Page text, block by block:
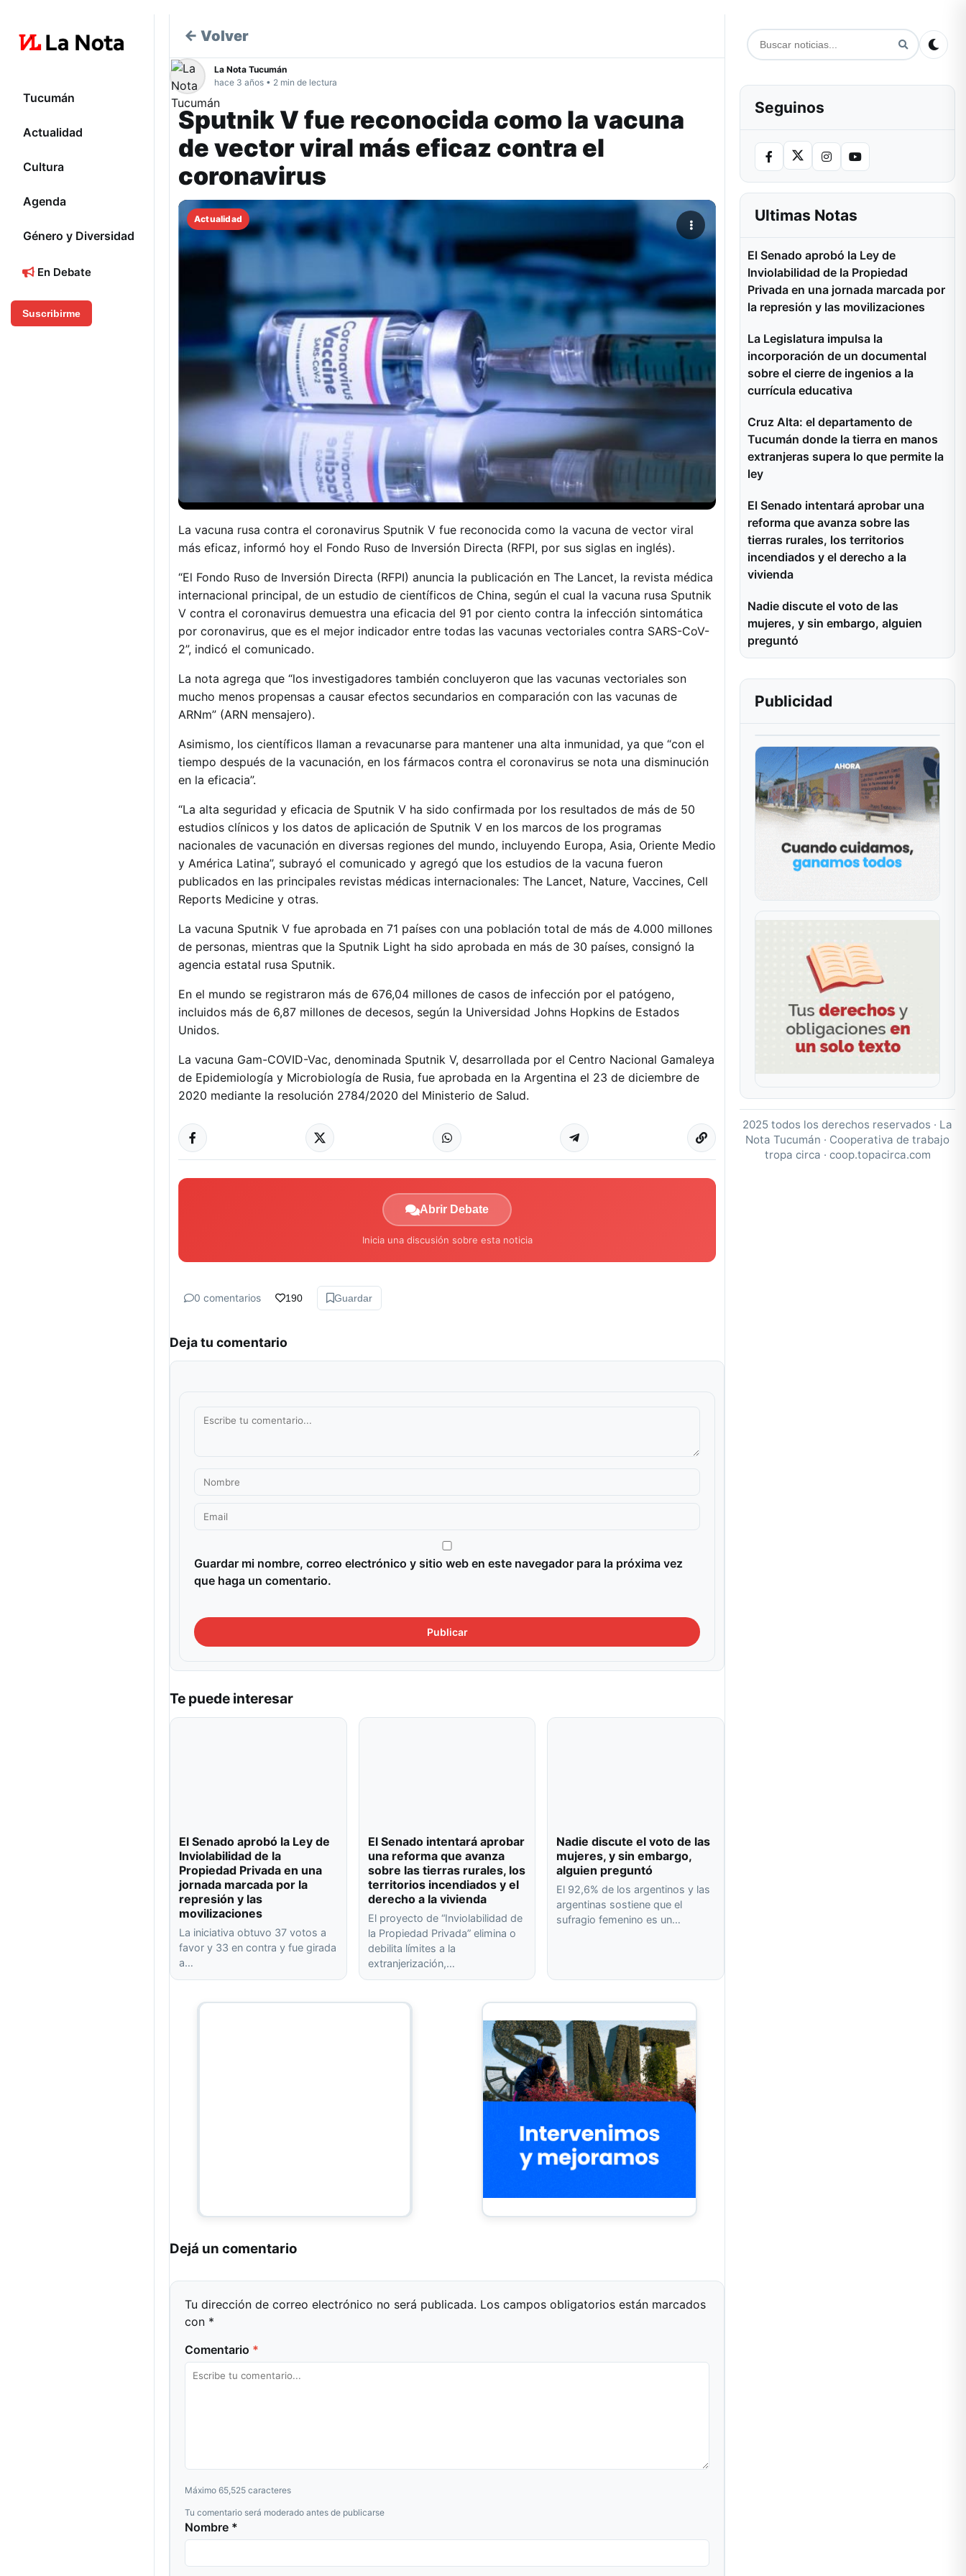
Tucumán
Actualidad
Cultura
Agenda
Género y Diversidad
En Debate
Suscribirme
← Volver
La Nota Tucumán
hace 3 años • 2 min de lectura
Sputnik V fue reconocida como la vacuna
de vector viral más eficaz contra el
coronavirus
Actualidad
La vacuna rusa contra el coronavirus Sputnik V fue reconocida como la vacuna de vector viral
más eficaz, informó hoy el Fondo Ruso de Inversión Directa (RFPI, por sus siglas en inglés).
“El Fondo Ruso de Inversión Directa (RFPI) anuncia la publicación en The Lancet, la revista médica
internacional principal, de un estudio de científicos de China, según el cual la vacuna rusa Sputnik
V contra el coronavirus demuestra una eficacia del 91 por ciento contra la infección sintomática
por coronavirus, que es el mejor indicador entre todas las vacunas vectoriales contra SARS-CoV-
2”, indicó el comunicado.
La nota agrega que “los investigadores también concluyeron que las vacunas vectoriales son
mucho menos propensas a causar efectos secundarios en comparación con las vacunas de
ARNm” (ARN mensajero).
Asimismo, los científicos llaman a revacunarse para mantener una alta inmunidad, ya que “con el
tiempo después de la vacunación, en los fármacos contra el coronavirus se nota una disminución
en la eficacia”.
“La alta seguridad y eficacia de Sputnik V ha sido confirmada por los resultados de más de 50
estudios clínicos y los datos de aplicación de Sputnik V en los marcos de los programas
nacionales de vacunación en diversas regiones del mundo, incluyendo Europa, Asia, Oriente Medio
y América Latina”, subrayó el comunicado y agregó que los estudios de la vacuna fueron
publicados en las principales revistas médicas internacionales: The Lancet, Nature, Vaccines, Cell
Reports Medicine y otras.
La vacuna Sputnik V fue aprobada en 71 países con una población total de más de 4.000 millones
de personas, mientras que la Sputnik Light ha sido aprobada en más de 30 países, consignó la
agencia estatal rusa Sputnik.
En el mundo se registraron más de 676,04 millones de casos de infección por el patógeno,
incluidos más de 6,87 millones de decesos, según la Universidad Johns Hopkins de Estados
Unidos.
La vacuna Gam-COVID-Vac, denominada Sputnik V, desarrollada por el Centro Nacional Gamaleya
de Epidemiología y Microbiología de Rusia, fue aprobada en la Argentina el 23 de diciembre de
2020 mediante la resolución 2784/2020 del Ministerio de Salud.
Abrir Debate
Inicia una discusión sobre esta noticia
0 comentarios 190 Guardar
Deja tu comentario
Guardar mi nombre, correo electrónico y sitio web en este navegador para la próxima vez
que haga un comentario.
Te puede interesar
El Senado aprobó la Ley de
Inviolabilidad de la
Propiedad Privada en una
jornada marcada por la
represión y las
movilizaciones
La iniciativa obtuvo 37 votos a
favor y 33 en contra y fue girada
a…
El Senado intentará aprobar
una reforma que avanza
sobre las tierras rurales, los
territorios incendiados y el
derecho a la vivienda
El proyecto de “Inviolabilidad de
la Propiedad Privada” elimina o
debilita límites a la
extranjerización,…
Nadie discute el voto de las
mujeres, y sin embargo,
alguien preguntó
El 92,6% de los argentinos y las
argentinas sostiene que el
sufragio femenino es un…
Dejá un comentario
Tu dirección de correo electrónico no será publicada. Los campos obligatorios están marcados
con *
Comentario *
Máximo 65,525 caracteres
Tu comentario será moderado antes de publicarse
Nombre *
Seguinos
Ultimas Notas
El Senado aprobó la Ley de
Inviolabilidad de la Propiedad
Privada en una jornada marcada por
la represión y las movilizaciones
La Legislatura impulsa la
incorporación de un documental
sobre el cierre de ingenios a la
currícula educativa
Cruz Alta: el departamento de
Tucumán donde la tierra en manos
extranjeras supera lo que permite la
ley
El Senado intentará aprobar una
reforma que avanza sobre las
tierras rurales, los territorios
incendiados y el derecho a la
vivienda
Nadie discute el voto de las
mujeres, y sin embargo, alguien
preguntó
Publicidad
2025 todos los derechos reservados · La
Nota Tucumán · Cooperativa de trabajo
tropa circa · coop.topacirca.com